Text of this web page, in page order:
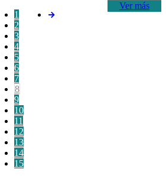
Ver más
1
2
3
4
5
6
7
8
9
10
11
12
13
14
15